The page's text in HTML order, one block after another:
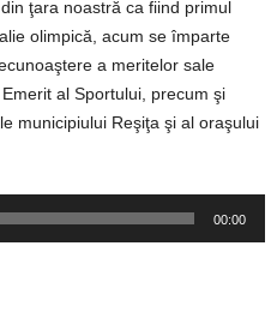
ţara noastră ca fiind primul
olimpică, acum se împarte
a meritelor sale
al Sportului, precum şi
municipiului Reşiţa şi al oraşului
00:00